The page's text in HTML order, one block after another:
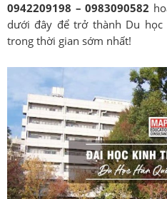
0942209198 – 0983090582
dưới đây để trở thành Du học
trong thời gian sớm nhất!